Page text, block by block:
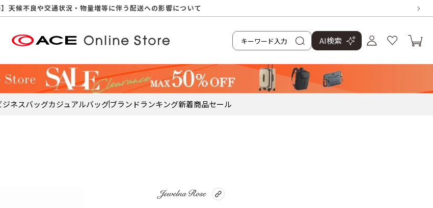
要】8/11（火・祝）休業及び配送スケジュールについて
【重要】令和８年熊本地震に伴う配送への影響について
要】納品書・領収書ペーパーレス化（電子化）のお知らせ
】天候不良や交通状況・物量増等に伴う配送への影響について
【重要】悪質な詐欺サイトにご注意ください
【重要】各種メールが届かない場合に関しまして
【重要】お問い合わせのご対応に関しまして
【重要】SNSのなりすまし詐欺にご注意ください
AI検索
ジネスバッグカジュアルバッグブランドランキング新着商品セール